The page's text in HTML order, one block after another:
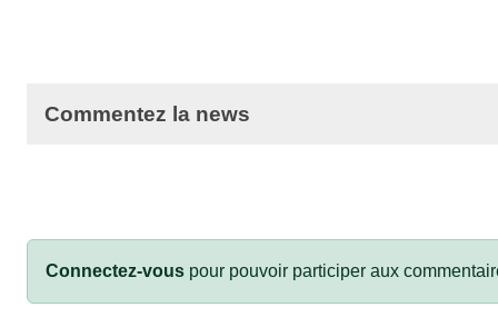
Commentez la news
Connectez-vous pour pouvoir participer aux